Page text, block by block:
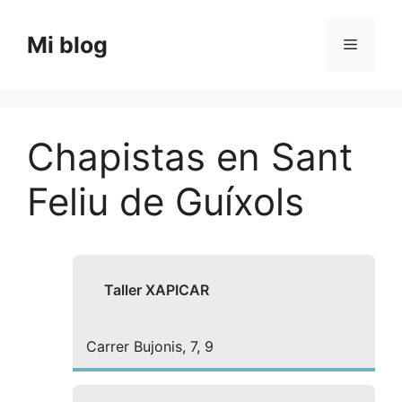
contenido
Mi blog Menú
Chapistas en Sant
Feliu de Guíxols
Taller XAPICAR
Carrer Bujonis, 7, 9